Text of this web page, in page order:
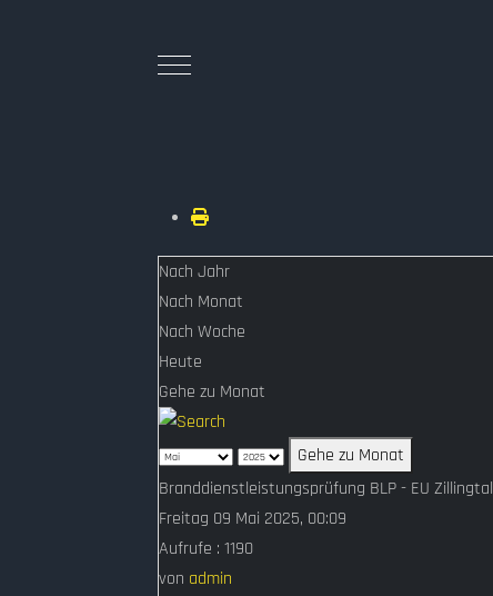
Nach Jahr
Nach Monat
Nach Woche
Heute
Gehe zu Monat
Gehe zu Monat
Branddienstleistungsprüfung BLP - EU Zillingtal
Freitag 09 Mai 2025, 00:09
Aufrufe : 1190
von admin